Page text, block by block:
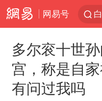
网易号
多尔衮十世
宫，称是自
有问过我吗